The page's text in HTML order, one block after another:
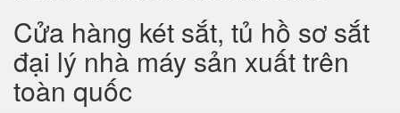
Cửa hàng két sắt, tủ hồ sơ sắt
đại lý nhà máy sản xuất trên
toàn quốc